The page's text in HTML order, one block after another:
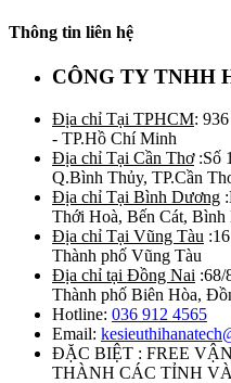
Thông tin liên hệ
CÔNG TY TNHH
Địa chỉ Tại TPHCM:
- TP.Hồ Chí Minh
Địa chỉ Tại Cần Thơ:Số
Q.Bình Thủy, TP.Cần
Địa chỉ Tại Bình Dương
Thới Hoà, Bến Cát, Bình
Địa chỉ Tại Vũng Tàu
Thành phố Vũng Tàu
Địa chỉ tại Đồng Nai :68/
Thành phố Biên Hòa,
Hotline: 036 912 4565
Email:
ĐẶC BIỆT : FREE
THÀNH CÁC TỈNH